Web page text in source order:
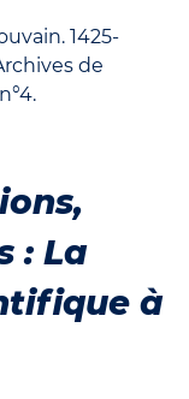
1425-
de
: La
à